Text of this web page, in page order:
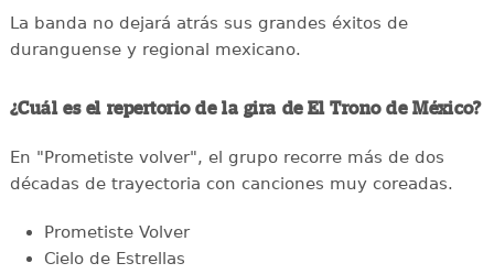
La banda no dejará atrás sus grandes éxitos de
duranguense y regional mexicano.
¿Cuál es el repertorio de la gira de El Trono de México?
En "Prometiste volver", el grupo recorre más de dos
décadas de trayectoria con canciones muy coreadas.
Prometiste Volver
Cielo de Estrellas